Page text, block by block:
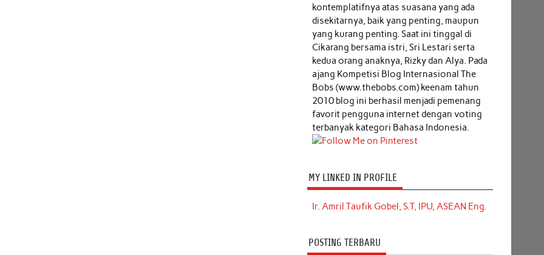
kontemplatifnya atas suasana yang ada
disekitarnya, baik yang penting, maupun
yang kurang penting. Saat ini tinggal di
Cikarang bersama istri, Sri Lestari serta
kedua orang anaknya, Rizky dan Alya. Pada
ajang Kompetisi Blog Internasional The
Bobs (www.thebobs.com) keenam tahun
2010 blog ini berhasil menjadi pemenang
favorit pengguna internet dengan voting
terbanyak kategori Bahasa Indonesia.
MY LINKED IN PROFILE
Ir. Amril Taufik Gobel, S.T, IPU, ASEAN Eng.
POSTING TERBARU